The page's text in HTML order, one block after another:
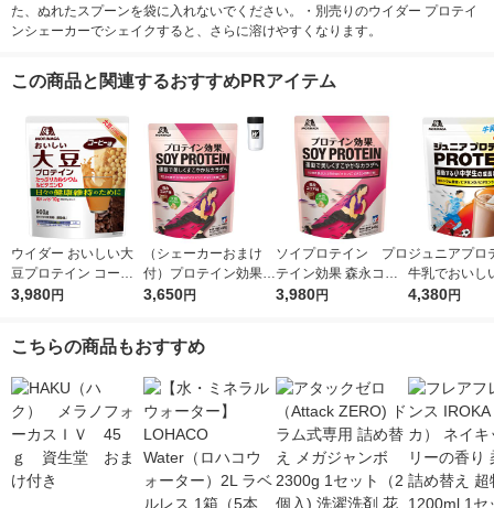
た、ぬれたスプーンを袋に入れないでください。・別売りのウイダー プロテイ
ンシェーカーでシェイクすると、さらに溶けやすくなります。
この商品と関連するおすすめPRアイテム
ウイダー おいしい大
豆プロテイン コーヒ
ー味 900g 森永製菓
3,980円
（シェーカーおまけ
付）プロテイン効果
森永ココア味 1袋
3,650円
ソイプロテイン プロ
テイン効果 森永ココ
ア味 1袋（660g）
3,980円
ジュニアプロ
牛乳でおいし
味 1袋（
4,380円
こちらの商品もおすすめ